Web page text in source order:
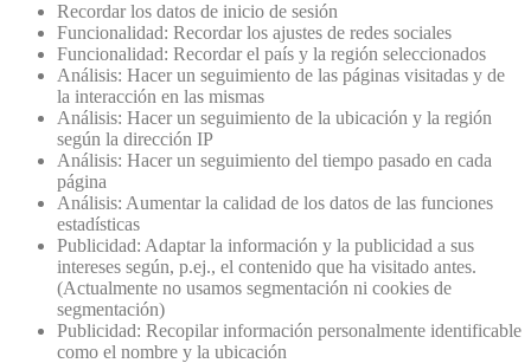
Recordar los datos de inicio de sesión
Funcionalidad: Recordar los ajustes de redes sociales
Funcionalidad: Recordar el país y la región seleccionados
Análisis: Hacer un seguimiento de las páginas visitadas y de
la interacción en las mismas
Análisis: Hacer un seguimiento de la ubicación y la región
según la dirección IP
Análisis: Hacer un seguimiento del tiempo pasado en cada
página
Análisis: Aumentar la calidad de los datos de las funciones
estadísticas
Publicidad: Adaptar la información y la publicidad a sus
intereses según, p.ej., el contenido que ha visitado antes.
(Actualmente no usamos segmentación ni cookies de
segmentación)
Publicidad: Recopilar información personalmente identificable
como el nombre y la ubicación